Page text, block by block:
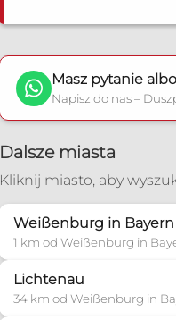
Masz pytanie
Napisz do nas –
Dalsze miasta
Kliknij miasto, aby
Weißenburg in Bayern
1 km od Weißenburg in
Lichtenau
34 km od Weißenburg in